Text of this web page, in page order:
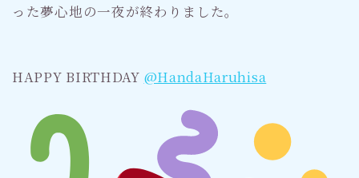
った夢心地の一夜が終わりました。
HAPPY BIRTHDAY @HandaHaruhisa